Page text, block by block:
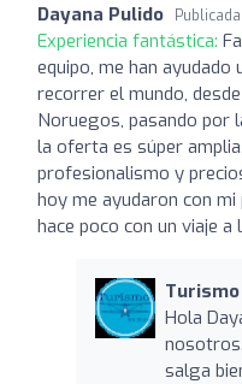
Dayana Pulido
Experiencia fantástica:
equipo, me han
recorrer el mundo,
Noruegos, pasando por
la oferta es súper
profesionalismo y
hoy me ayudaron con
hace poco con un viaje a
Hola
salga